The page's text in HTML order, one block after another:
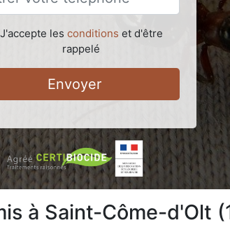
J'accepte les conditions et d'être
rappelé
Envoyer
à Saint-Côme-d'Olt